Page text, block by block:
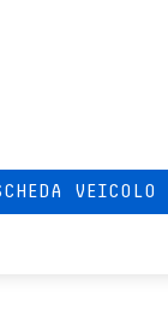
sole
multifunzione
VEICOLO